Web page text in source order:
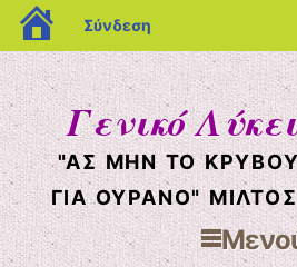
blogs.sch.gr
Σύνδεση
Γενικό
"ΑΣ ΜΗΝ ΤΟ
ΓΙΑ ΟΥΡΑΝΟ"